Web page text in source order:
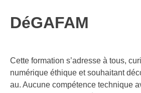
ACTIVITÉS
BIO / CV
DéGAFAM
Cette formation s’adresse à tous,
numérique éthique et souhaitant
au. Aucune compétence technique